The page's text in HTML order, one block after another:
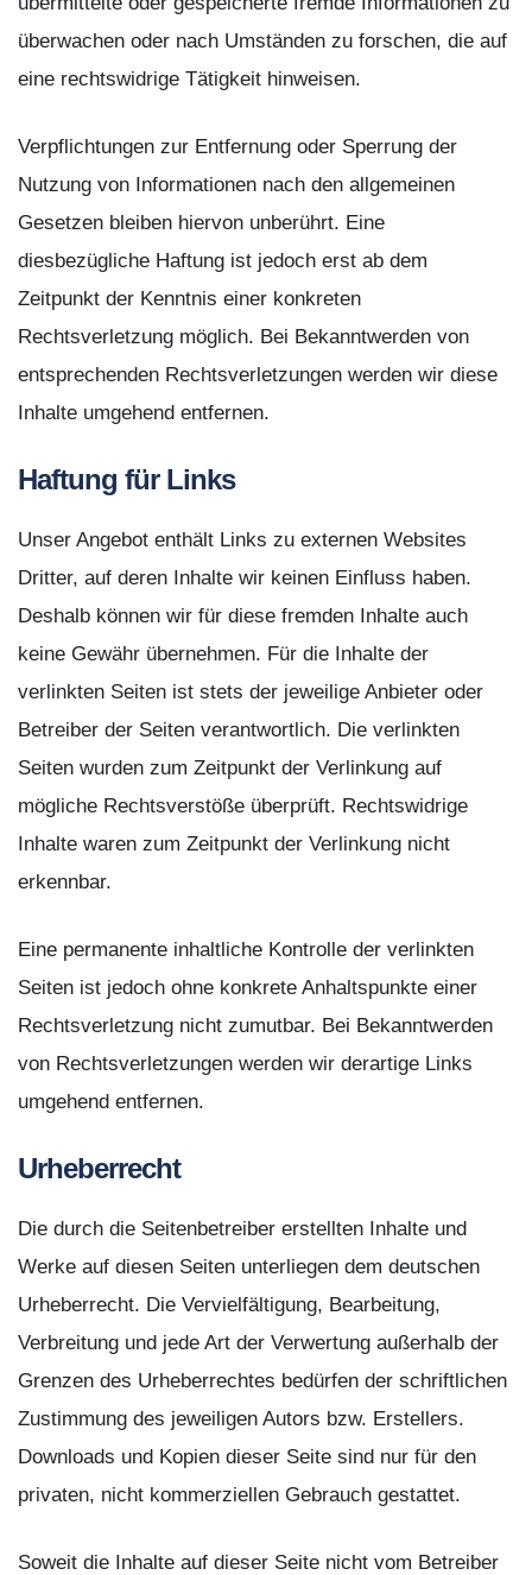
überwachen oder nach Umständen zu forschen, die auf
eine rechtswidrige Tätigkeit hinweisen.
Verpflichtungen zur Entfernung oder Sperrung der
Nutzung von Informationen nach den allgemeinen
Gesetzen bleiben hiervon unberührt. Eine
diesbezügliche Haftung ist jedoch erst ab dem
Zeitpunkt der Kenntnis einer konkreten
Rechtsverletzung möglich. Bei Bekanntwerden von
entsprechenden Rechtsverletzungen werden wir diese
Inhalte umgehend entfernen.
Haftung für Links
Unser Angebot enthält Links zu externen Websites
Dritter, auf deren Inhalte wir keinen Einfluss haben.
Deshalb können wir für diese fremden Inhalte auch
keine Gewähr übernehmen. Für die Inhalte der
verlinkten Seiten ist stets der jeweilige Anbieter oder
Betreiber der Seiten verantwortlich. Die verlinkten
Seiten wurden zum Zeitpunkt der Verlinkung auf
mögliche Rechtsverstöße überprüft. Rechtswidrige
Inhalte waren zum Zeitpunkt der Verlinkung nicht
erkennbar.
Eine permanente inhaltliche Kontrolle der verlinkten
Seiten ist jedoch ohne konkrete Anhaltspunkte einer
Rechtsverletzung nicht zumutbar. Bei Bekanntwerden
von Rechtsverletzungen werden wir derartige Links
umgehend entfernen.
Urheberrecht
Die durch die Seitenbetreiber erstellten Inhalte und
Werke auf diesen Seiten unterliegen dem deutschen
Urheberrecht. Die Vervielfältigung, Bearbeitung,
Verbreitung und jede Art der Verwertung außerhalb der
Grenzen des Urheberrechtes bedürfen der schriftlichen
Zustimmung des jeweiligen Autors bzw. Erstellers.
Downloads und Kopien dieser Seite sind nur für den
privaten, nicht kommerziellen Gebrauch gestattet.
Soweit die Inhalte auf dieser Seite nicht vom Betreiber